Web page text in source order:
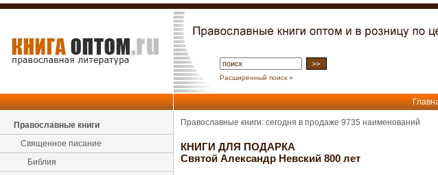
Расширенный поиск »
Православные книги
Священное писание
Библия
Православные книги: сегодня в продаже 9735 наименований
КНИГИ ДЛЯ ПОДАРКА
Святой Александр Невский 800 лет